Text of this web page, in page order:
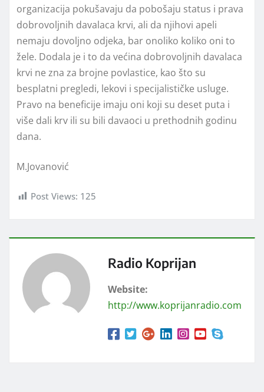
organizacija pokušavaju da pobošaju status i prava
dobrovoljnih davalaca krvi, ali da njihovi apeli
nemaju dovoljno odjeka, bar onoliko koliko oni to
žele. Dodala je i to da većina dobrovoljnih davalaca
krvi ne zna za brojne povlastice, kao što su
besplatni pregledi, lekovi i specijalističke usluge.
Pravo na beneficije imaju oni koji su deset puta i
više dali krv ili su bili davaoci u prethodnih godinu
dana.
M.Jovanović
Post Views: 125
Radio Koprijan
Website:
http://www.koprijanradio.com